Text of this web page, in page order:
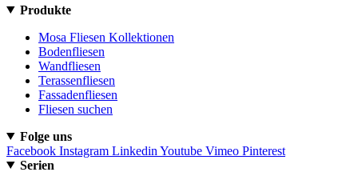
Produkte
Mosa Fliesen Kollektionen
Bodenfliesen
Wandfliesen
Terassenfliesen
Fassadenfliesen
Fliesen suchen
Folge uns
Facebook Instagram Linkedin Youtube Vimeo Pinterest
Serien